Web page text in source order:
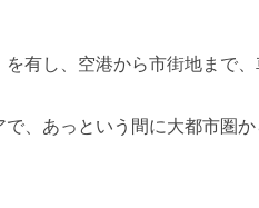
有し、空港から市街地まで
、あっという間に大都市圏